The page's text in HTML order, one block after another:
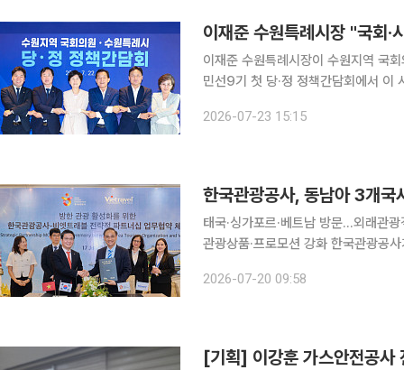
이재준 수원특례시장이 수원지역 국
민선9기 첫 당·정 정책간담회에서 이
2026-07-23 15:15
한국관광공사, 동남아 3개
태국·싱가포르·베트남 방문…외래관
관광상품·프로모션 강화 한국관광공사가 태국과 싱가포르, 베트남에서 현지 기업과 협력을 확대하
품 개발과 공동 마케팅을 추진해 외
2026-07-20 09:58
[기획] 이강훈 가스안전공사